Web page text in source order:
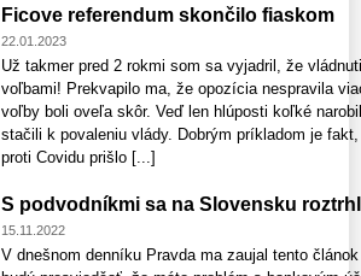
Ficove referendum skončilo fiaskom
22.01.2023
Už takmer pred 2 rokmi som sa vyjadril, že
voľbami! Prekvapilo ma, že opozícia nespravila
voľby boli oveľa skôr. Veď len hlúposti koľké
stačili k povaleniu vlády. Dobrým príkladom je
proti Covidu prišlo [...]
S podvodníkmi sa na Slovensku
15.11.2022
V dnešnom denníku Pravda ma zaujal tento